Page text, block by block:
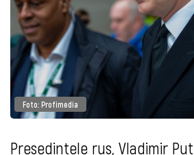
Foto: Profimedia
Președintele rus, Vladimir